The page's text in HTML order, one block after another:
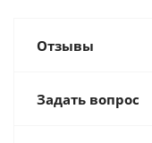
Отзывы
Задать вопрос